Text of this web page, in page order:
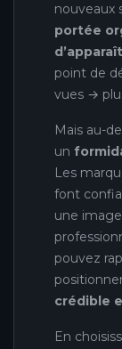
nouveaux
portée
point de
vues →
Mais au-
un
Les
font
une
pouvez
crédible
En